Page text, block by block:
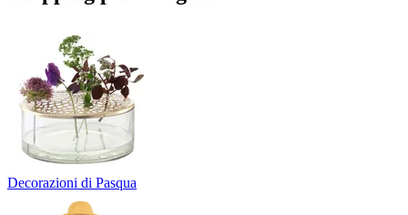
Decorazioni di Pasqua